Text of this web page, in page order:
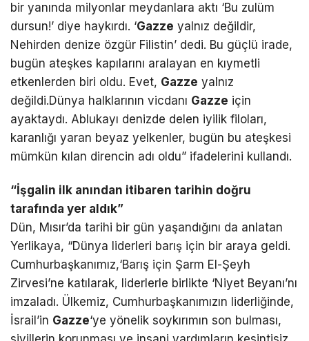
bir yanında milyonlar meydanlara aktı ‘Bu zulüm
dursun!’ diye haykırdı. ‘Gazze yalnız değildir,
Nehirden denize özgür Filistin’ dedi. Bu güçlü irade,
bugün ateşkes kapılarını aralayan en kıymetli
etkenlerden biri oldu. Evet, Gazze yalnız
değildi.Dünya halklarının vicdanı Gazze için
ayaktaydı. Ablukayı denizde delen iyilik filoları,
karanlığı yaran beyaz yelkenler, bugün bu ateşkesi
mümkün kılan direncin adı oldu” ifadelerini kullandı.
“İşgalin ilk anından itibaren tarihin doğru
tarafında yer aldık”
Dün, Mısır’da tarihi bir gün yaşandığını da anlatan
Yerlikaya, “Dünya liderleri barış için bir araya geldi.
Cumhurbaşkanımız,‘Barış için Şarm El-Şeyh
Zirvesi’ne katılarak, liderlerle birlikte ‘Niyet Beyanı’nı
imzaladı. Ülkemiz, Cumhurbaşkanımızın liderliğinde,
İsrail’in Gazze‘ye yönelik soykırımın son bulması,